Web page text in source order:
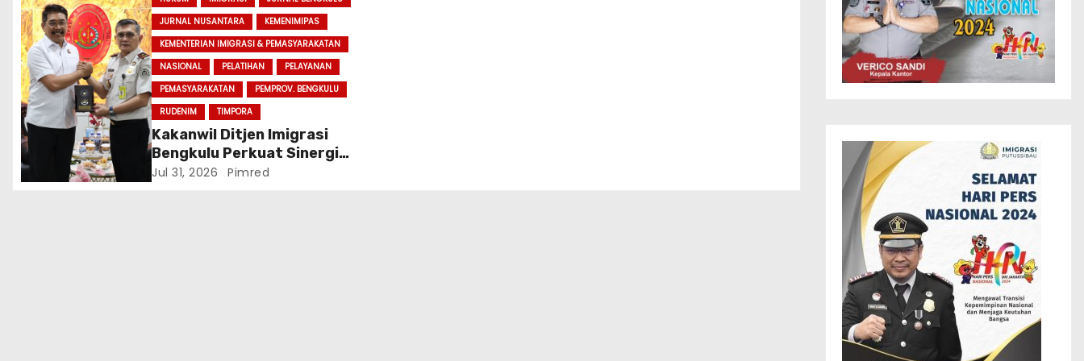
JURNAL NUSANTARA
KEMENIMIPAS
KEMENTERIAN IMIGRASI & PEMASYARAKATAN
NASIONAL
PELATIHAN
PELAYANAN
PEMASYARAKATAN
PEMPROV. BENGKULU
RUDENIM
TIMPORA
Kakanwil Ditjen Imigrasi
Bengkulu Perkuat Sinergi
Penegakan Hukum Melalui
Jul 31, 2026 Pimred